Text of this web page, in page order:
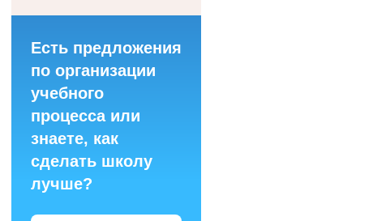
Есть предложения
по организации
учебного
процесса или
знаете, как
сделать школу
лучше?